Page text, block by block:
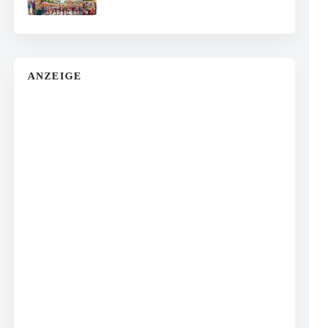
ANZEIGE